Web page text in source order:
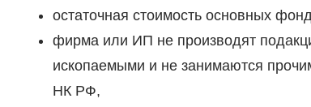
остаточная стоимость основных
фирма или ИП не производят
ископаемыми и не занимаются
НК РФ,